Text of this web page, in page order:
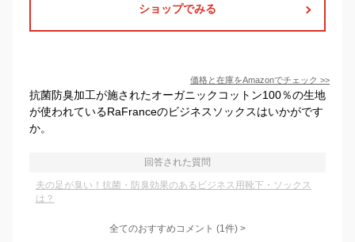
ショップでみる
価格と在庫をAmazonでチェック >>
抗菌防臭加工が施されたオーガニックコットン100％の生地
が使われているRaFranceのビジネスソックスはいかがです
か。
回答された質問
夫の足が臭い！抗菌・防臭効果のあるビジネス用靴下・ソックス
は？
全てのおすすめコメント (1件) >